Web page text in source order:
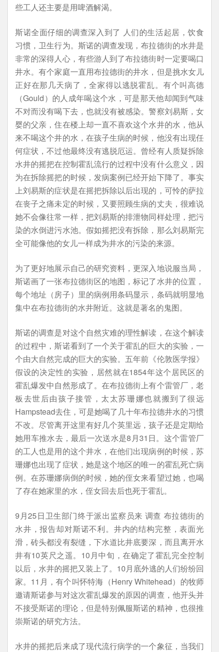
些工人还主要是用啤酒解渴。
斯诺全面仔细的调查深入到了 人们的生活起居，饮食
习惯，卫生行为。斯诺的调查发现，布拉德街的水井是
非常的深得人心，有些游人到了布拉德街时一定要喝口
井水。有个家庭一直用布拉德街的井水，但是挑水女儿
正好在那几天病了，全家得以逃脱霍乱。有个叫高德
（Gould）的人成年喝这个水，可是那天他却闻到气味
不对而没有喝下去，也就没有被感染。警察刘易斯，女
婴的父亲，住在楼上却一直不喜欢这个水井的水，他从
来不喝这个井的水，在孩子生病的时候，他没有出现任
何症状，不过他最终没有逃脱厄运。曾经有人质疑拆除
水井的摇把在控制霍乱流行的过程中没有什么意义，因
为在拆除摇把的时候，发病案例已经开始下降了。事实
上刘易斯的症状是在摇把拆除以后出现的，可怜的萨拉
在丧子之痛未定的时候，又要照顾生病的丈夫，很难说
她不会像往常一样，把刘易斯的排泄物同样处理，把污
染的水倒进污水池。假如摇把没有拆除，那么刘易斯完
全可能像他的女儿一样成为井水的污染的来源。
为了更好地展示自己的研究资料，更深入地说服当局，
斯诺画了一张布拉德街区的地图，标记了水井的位置，
每个地址（房子）里的病例用条码显示，条码就明显地
集中在布拉德街的水井附近。这就是著名的鬼图。
斯诺的调查是对这个自然灾难的理性解读，在这个解读
的过程中，斯诺看到了一个关于霍乱的巨大的实验，一
个由大自然完成的巨大的实验。五年前《伦敦医学报》
假设的决定性的实验，居然就在1854年这个居民区的
霍乱爆发中自然形成了。在布拉德街上有个雷管厂，老
板去世后由孩子接管，太太苏珊娜也就搬到了很远
Hampstead去住，可是她喝了几十年布拉德井水的习惯
不改。尽管离开这里有好几个英里远，孩子还是定期给
她用车推水去，最后一次送水是8月31日。这个雷管厂
的工人也是用的这个井水，在他们出现病例的时候，苏
珊娜也出现了症状，她是这个地区的唯一的霍乱死亡病
例。在苏珊娜病倒的时候，她的侄女来看望过她，也喝
了存在她家里的水，侄女回去后也死于霍乱。
9月25日卫生部门终于派出监察员来 调查 布拉德街的
水井，报告却对斯诺不利。井内的结构完整，表面光
滑，砖头都没有裂缝，下水道比井底要深，而且离开水
井有10英尺之遥。10月中旬，在确定了霍乱完全控制
以后，水井的摇把又装上了。10月底外逃的人们纷纷回
家。11月，有个叫怀特海（Henry Whitehead）的牧师
邀请斯诺参与对这次霍乱爆发的原因的调查，他开头并
不接受斯诺的理论，但是特别佩服斯诺的精神，也很推
崇斯诺的研究方法。
水井的摇把后来成了现代流行病学的一个象征，当我们